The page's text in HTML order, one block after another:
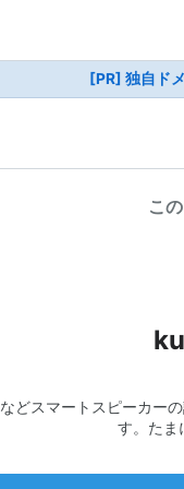
[PR] 独自ド
こ
どスマートスピーカー
す。たま